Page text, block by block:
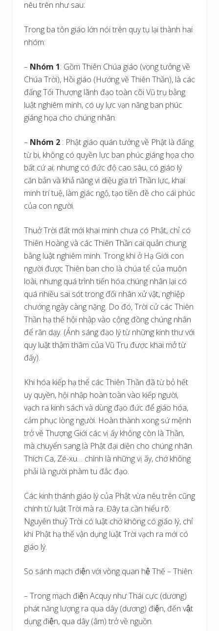
nêu trên như sau:
Trong ba tôn giáo lớn nói trên quy tụ lại thành hai
nhóm:
– Nhóm 1: Gồm Thiên Chúa giáo (vọng tưởng về
Chúa Trời), Hồi giáo (Hướng về Thiên Thần), là các
đấng Tối Thượng lãnh đạo toàn cõi Vũ trụ bằng
luật nghiêm minh, có uy lực vạn năng ban phúc
giáng họa cho chúng nhân.
– Nhóm 2 : Phật giáo quán tưởng về Phật là đấng
từ bi, không có quyền lực ban phúc giáng họa cho
bất cứ ai; nhưng có đức độ cao sâu, có giáo lý
căn bản và khả năng vi diệu gia trì Thần lực, khai
minh trí tuệ, làm giác ngộ, tạo tiền đề cho cái phúc
của con người.
Thuở Trời đất mới khai minh chưa có Phật, chỉ có
Thiên Hoàng và các Thiên Thần cai quản chung
bằng luật nghiêm minh. Trong khi ở Hạ Giới con
người được Thiên ban cho là chúa tể của muôn
loài, nhưng quá trình tiến hóa chúng nhân lại có
quá nhiều sai sót trong đối nhân xử vật, nghiệp
chướng ngày càng nặng. Do đó, Trời cử các Thiên
Thần hạ thế hội nhập vào cộng đồng chúng nhân
để răn dạy. (Ánh sáng đạo lý từ những kinh thư với
quy luật thậm thâm của Vũ Trụ được khai mở từ
đấy).
Khi hóa kiếp hạ thế các Thiên Thần đã từ bỏ hết
uy quyền, hội nhập hoàn toàn vào kiếp người,
vạch ra kinh sách và dùng đạo đức để giáo hóa,
cảm phục lòng người. Hoàn thành xong sứ mệnh
trở về Thượng Giới các vị ấy không còn là Thần,
mà chuyển sang là Phật đại diện cho chúng nhân.
Thích Ca, Zé-xu… chính là những vị ấy, chớ không
phải là người phàm tu đắc đạo.
Các kinh thánh giáo lý của Phật vừa nêu trên cũng
chính từ luật Trời mà ra. Đây ta cần hiểu rõ:
Nguyên thuỷ Trời có luật chớ không có giáo lý, chỉ
khi Phật hạ thế vận dụng luật Trời vạch ra mới có
giáo lý.
So sánh mạch điện với vòng quan hệ Thế – Thiên:
– Trong mạch điện Acquy như Thái cực (dương)
phát năng lượng ra qua dây (dương) điện, đến vật
dụng điện, qua dây (âm) trở về nguồn.